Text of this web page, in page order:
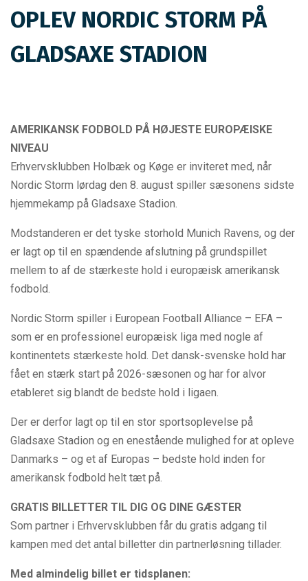
OPLEV NORDIC STORM PÅ
GLADSAXE STADION
AMERIKANSK FODBOLD PÅ HØJESTE EUROPÆISKE
NIVEAU
Erhvervsklubben Holbæk og Køge er inviteret med, når
Nordic Storm lørdag den 8. august spiller sæsonens sidste
hjemmekamp på Gladsaxe Stadion.
Modstanderen er det tyske storhold Munich Ravens, og der
er lagt op til en spændende afslutning på grundspillet
mellem to af de stærkeste hold i europæisk amerikansk
fodbold.
Nordic Storm spiller i European Football Alliance – EFA –
som er en professionel europæisk liga med nogle af
kontinentets stærkeste hold. Det dansk-svenske hold har
fået en stærk start på 2026-sæsonen og har for alvor
etableret sig blandt de bedste hold i ligaen.
Der er derfor lagt op til en stor sportsoplevelse på
Gladsaxe Stadion og en enestående mulighed for at opleve
Danmarks – og et af Europas – bedste hold inden for
amerikansk fodbold helt tæt på.
GRATIS BILLETTER TIL DIG OG DINE GÆSTER
Som partner i Erhvervsklubben får du gratis adgang til
kampen med det antal billetter din partnerløsning tillader.
Med almindelig billet er tidsplanen: